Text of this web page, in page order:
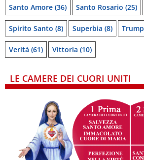
Santo Amore (36) Santo Rosario (25)
Spirito Santo (8) Superbia (8) Trump
Verità (61) Vittoria (10)
LE CAMERE DEI CUORI UNITI